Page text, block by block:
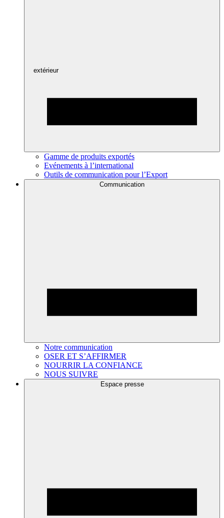
extérieur
Gamme de produits exportés
Evénements à l’international
Outils de communication pour l’Export
Communication
Notre communication
OSER ET S’AFFIRMER
NOURRIR LA CONFIANCE
NOUS SUIVRE
Espace presse